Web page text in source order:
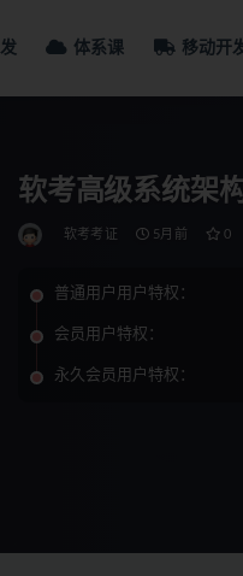
体系课 移动开
软考高级系统架
软考考证 5月前 0
普通用户用户特权：
会员用户特权：
永久会员用户特权：